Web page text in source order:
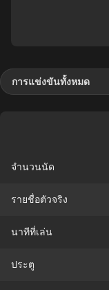
การแข่งขันทั้งหมด
จำนวนนัด
รายชื่อตัวจริง
นาทีที่เล่น
ประตู